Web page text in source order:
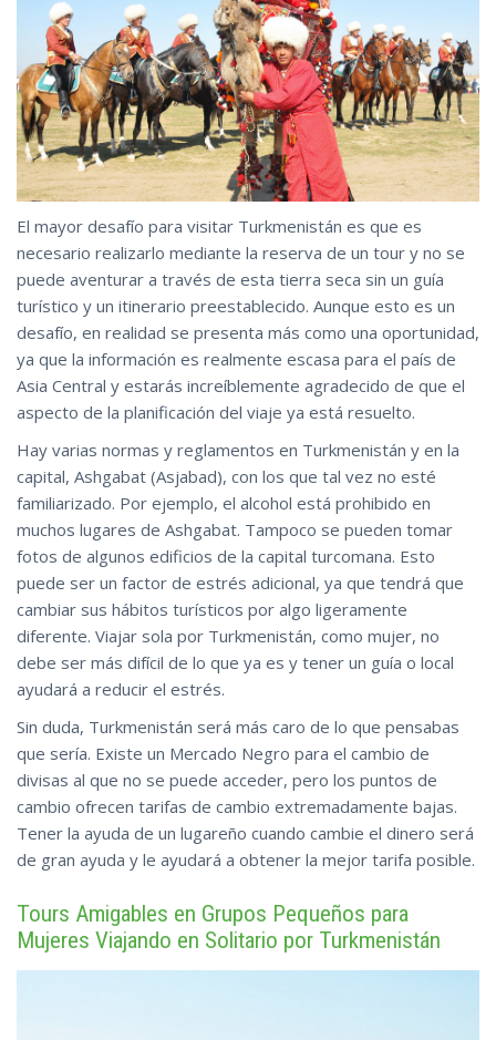
El mayor desafío para visitar Turkmenistán es que es
necesario realizarlo mediante la reserva de un tour y no se
puede aventurar a través de esta tierra seca sin un guía
turístico y un itinerario preestablecido. Aunque esto es un
desafío, en realidad se presenta más como una oportunidad,
ya que la información es realmente escasa para el país de
Asia Central y estarás increíblemente agradecido de que el
aspecto de la planificación del viaje ya está resuelto.
Hay varias normas y reglamentos en Turkmenistán y en la
capital, Ashgabat (Asjabad), con los que tal vez no esté
familiarizado. Por ejemplo, el alcohol está prohibido en
muchos lugares de Ashgabat. Tampoco se pueden tomar
fotos de algunos edificios de la capital turcomana. Esto
puede ser un factor de estrés adicional, ya que tendrá que
cambiar sus hábitos turísticos por algo ligeramente
diferente. Viajar sola por Turkmenistán, como mujer, no
debe ser más difícil de lo que ya es y tener un guía o local
ayudará a reducir el estrés.
Sin duda, Turkmenistán será más caro de lo que pensabas
que sería. Existe un Mercado Negro para el cambio de
divisas al que no se puede acceder, pero los puntos de
cambio ofrecen tarifas de cambio extremadamente bajas.
Tener la ayuda de un lugareño cuando cambie el dinero será
de gran ayuda y le ayudará a obtener la mejor tarifa posible.
Tours Amigables en Grupos Pequeños para
Mujeres Viajando en Solitario por Turkmenistán